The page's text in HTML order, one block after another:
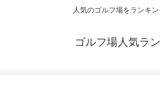
人気のゴルフ場をランキン
ゴルフ場人気ラ